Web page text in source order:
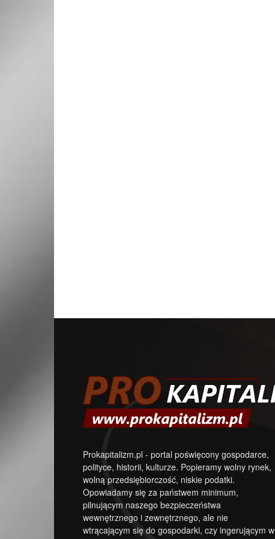
Prokapitalizm.pl - portal poświęcony gospodarce,
polityce, historii, kulturze. Popieramy wolny rynek,
wolną przedsiębiorczość, niskie podatki.
Opowiadamy się za państwem minimum,
pilnującym naszego bezpieczeństwa
wewnętrznego i zewnętrznego, ale nie
wtrącającym się do gospodarki, czy ingerującym w